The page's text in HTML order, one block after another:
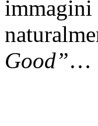
immagini
Good”…